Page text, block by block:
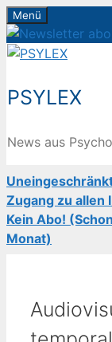
Zum
Inhalt
springen
Menü
PSYLEX
News aus
Zugang zu allen
Kein Abo!
Monat)